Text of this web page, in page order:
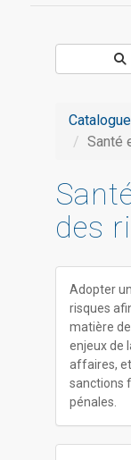
Catalogue
Santé
des
Adopter
risques
matière
enjeux de
affaires,
sanctions
pénales.